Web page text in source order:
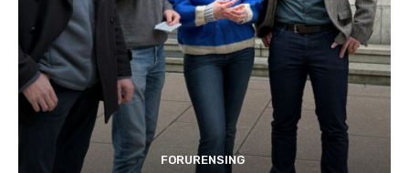
FORURENSING